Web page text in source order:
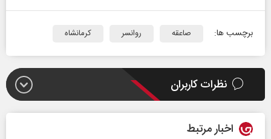
برچسب ها: صاعقه روانسر کرمانشاه
نظرات کاربران
اخبار مرتبط